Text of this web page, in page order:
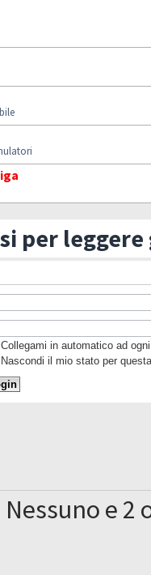
per
Collegami in automatico ad
Nascondi il mio stato per
e 2